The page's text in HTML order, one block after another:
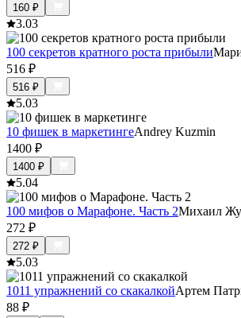
160 ₽
3.03
100 секретов кратного роста прибыли
516 ₽
516 ₽
5.03
10 фишек в маркетингеAndrey Kuzmin
1400 ₽
1400 ₽
5.04
100 мифов о Марафоне. Часть 2Михаил
272 ₽
272 ₽
5.03
1011 упражнений со скакалкойАртем
88 ₽